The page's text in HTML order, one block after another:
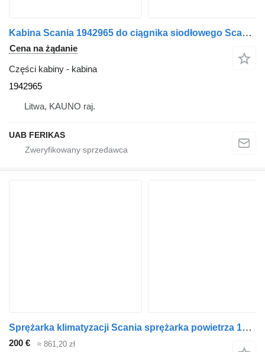
Kabina Scania 1942965 do ciągnika siodłowego Scania P340
Cena na żądanie
Części kabiny - kabina
1942965
Litwa, KAUNO raj.
UAB FERIKAS
Sprężarka klimatyzacji Scania sprężarka powietrza 1901246 do ciągnika siodłowego Scania P230
200 € ≈ 861,20 zł